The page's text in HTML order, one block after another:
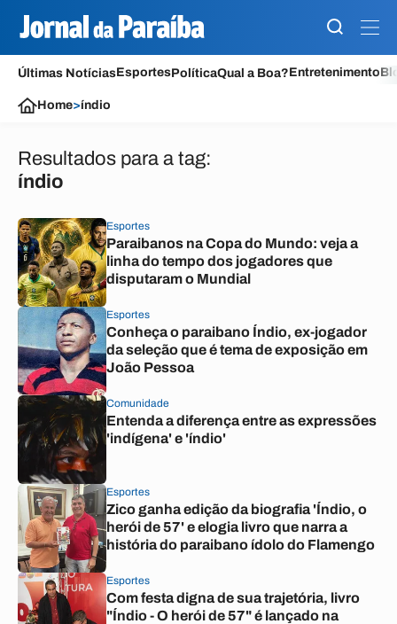
Últimas NotíciasEsportesPolíticaQual a Boa?Entretenimento
Home>índio
Resultados para a tag:
índio
Esportes
Paraibanos na Copa do Mundo: veja a
linha do tempo dos jogadores que
disputaram o Mundial
Esportes
Conheça o paraibano Índio, ex-jogador
da seleção que é tema de exposição em
João Pessoa
Comunidade
Entenda a diferença entre as expressões
'indígena' e 'índio'
Esportes
Zico ganha edição da biografia 'Índio, o
herói de 57' e elogia livro que narra a
história do paraibano ídolo do Flamengo
Esportes
Com festa digna de sua trajetória, livro
"Índio - O herói de 57" é lançado na